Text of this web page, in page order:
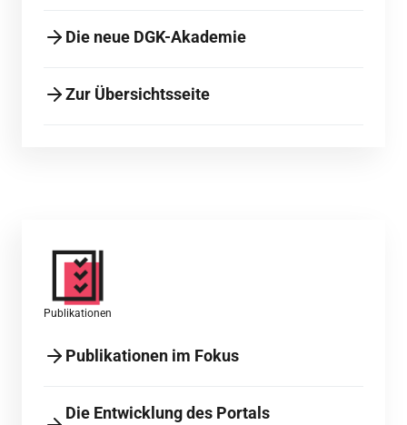
Die neue DGK-Akademie
Zur Übersichtsseite
Publikationen
Publikationen im Fokus
Die Entwicklung des Portals